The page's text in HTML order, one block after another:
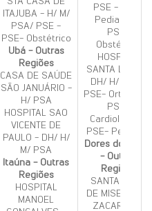
ITAJUBA - H/ M/
PSA/ PSE -
PSE- Obstétrico
Ubá - Outras
Regiões
CASA DE SAÚDE
SÃO JANUÁRIO -
H/ PSA
HOSPITAL SAO
VICENTE DE
PAULO - DH/ H/
M/ PSA
Itaúna - Outras
Regiões
HOSPITAL
MANOEL
PSE - PSE-
Pediatria e
PSE-
Obstétrico
HOSPITAL
SANTA LUCIA -
DH/ H/ PSE -
PSE- Ortopedia,
PSE-
Cardiologia e
PSE- Pediatria
Dores do Indaiá
- Outras
Regiões
SANTA CASA
DE MISERIC DR
ZACARIAS -